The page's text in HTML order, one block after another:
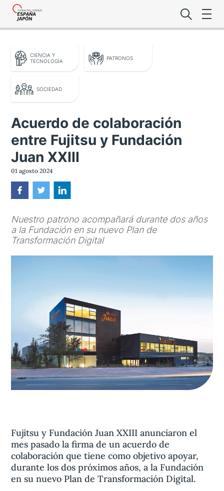
Foro
Contacta
CIENCIA Y
TECNOLOGÍA
PATRONOS
SOCIEDAD
Acuerdo de colaboración
entre Fujitsu y Fundación
Juan XXIII
01 agosto 2024
Nuestro patrono acompañará durante dos años
a la Fundación en su nuevo Plan de
Transformación Digital
Fujitsu y Fundación Juan XXIII anunciaron el
mes pasado la firma de un acuerdo de
colaboración que tiene como objetivo apoyar,
durante los dos próximos años, a la Fundación
en su nuevo Plan de Transformación Digital.